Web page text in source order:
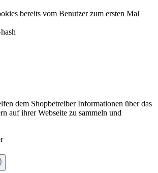
bereits vom Benutzer zum ersten Mal
dem Shopbetreiber Informationen über das
auf ihrer Webseite zu sammeln und